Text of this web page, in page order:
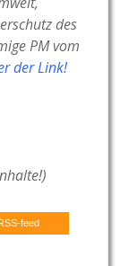
des
PM vom
der Link!
RSS-feed